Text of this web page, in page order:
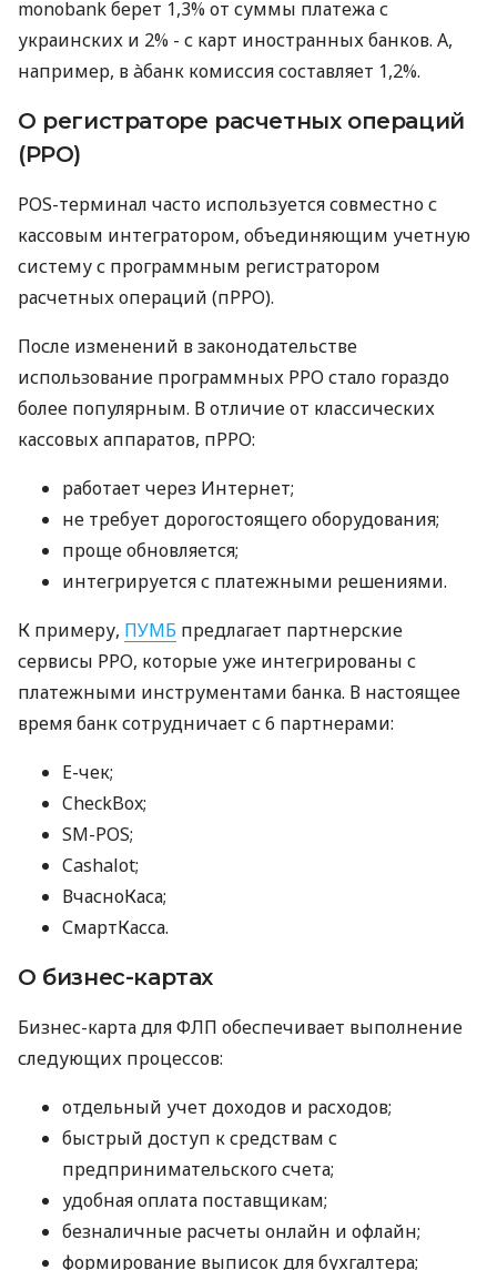
monobank берет 1,3% от суммы платежа с
украинских и 2% - с карт иностранных банков. А,
например, в àбанк комиссия составляет 1,2%.
О регистраторе расчетных операций
(РРО)
POS-терминал часто используется совместно с
кассовым интегратором, объединяющим учетную
систему с программным регистратором
расчетных операций (пРРО).
После изменений в законодательстве
использование программных РРО стало гораздо
более популярным. В отличие от классических
кассовых аппаратов, пРРО:
работает через Интернет;
не требует дорогостоящего оборудования;
проще обновляется;
интегрируется с платежными решениями.
К примеру, ПУМБ предлагает партнерские
сервисы РРО, которые уже интегрированы с
платежными инструментами банка. В настоящее
время банк сотрудничает с 6 партнерами:
E-чек;
CheckBox;
SM-POS;
Cashalot;
ВчасноКаса;
СмартКасса.
О бизнес-картах
Бизнес-карта для ФЛП обеспечивает выполнение
следующих процессов:
отдельный учет доходов и расходов;
быстрый доступ к средствам с
предпринимательского счета;
удобная оплата поставщикам;
безналичные расчеты онлайн и офлайн;
формирование выписок для бухгалтера;